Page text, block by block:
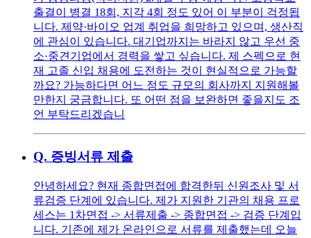
출결이 병결 18회, 지각 4회 정도 있어 이 부분이 걱정됩
니다. 제약·바이오 업계 취업을 희망하고 있으며, 생산직
에 관심이 있습니다. 대기업까지는 바라지 않고 우선 중
소·중견기업에서 경력을 쌓고 싶습니다. 제 스펙으로 현
재 고졸 신입 채용에 도전하는 것이 현실적으로 가능할
까요? 가능하다면 어느 정도 규모의 회사까지 지원해볼
만한지 궁금합니다. 또 어떤 점을 보완하면 좋을지도 조
언 부탁드리겠습니
Q. 증빙서류 제출
안녕하세요? 현재 종합면접에 합격한뒤 신원조사 및 서
류검증 단계에 있습니다. 제가 지원한 기관의 채용 프로
세스는 1차면접 -> 서류제출 -> 종합면접 -> 검증 단계입
니다. 기존에 제가 온라인으로 서류를 제출했는데 오늘